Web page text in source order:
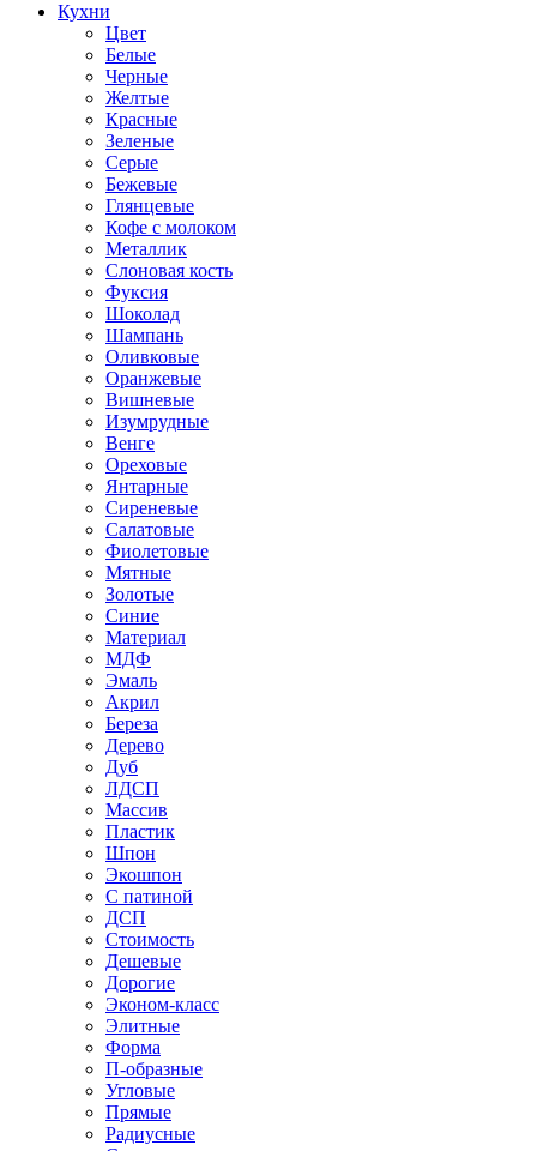
Кухни
Цвет
Белые
Черные
Желтые
Красные
Зеленые
Серые
Бежевые
Глянцевые
Кофе с молоком
Металлик
Слоновая кость
Фуксия
Шоколад
Шампань
Оливковые
Оранжевые
Вишневые
Изумрудные
Венге
Ореховые
Янтарные
Сиреневые
Салатовые
Фиолетовые
Мятные
Золотые
Синие
Материал
МДФ
Эмаль
Акрил
Береза
Дерево
Дуб
ЛДСП
Массив
Пластик
Шпон
Экошпон
С патиной
ДСП
Стоимость
Дешевые
Дорогие
Эконом-класс
Элитные
Форма
П-образные
Угловые
Прямые
Радиусные